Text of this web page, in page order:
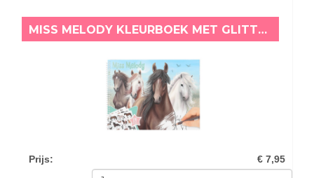
MISS MELODY KLEURBOEK MET GLITTERSTICKERS PAARDEN
Prijs: € 7,95